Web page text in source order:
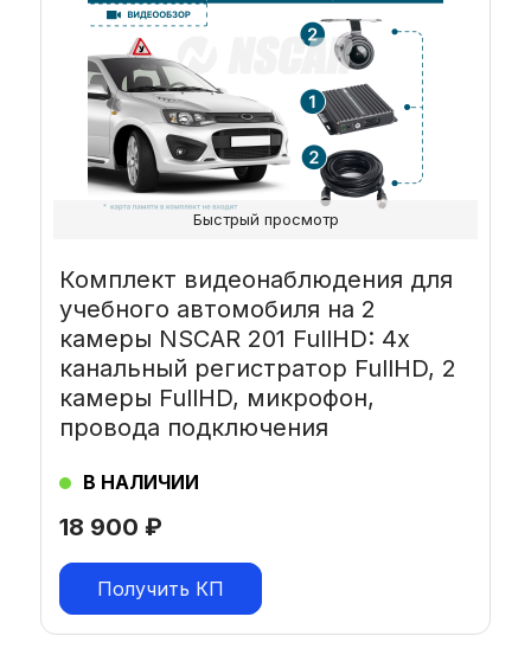
18 900 ₽
Комплект видеонаблюдения для
учебного автомобиля на 2
камеры NSCAR 201 FullHD: 4х
канальный регистратор FullHD, 2
камеры FullHD, микрофон,
провода подключения
В НАЛИЧИИ
Получить КП
Быстрый просмотр